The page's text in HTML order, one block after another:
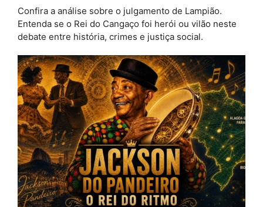
Confira a análise sobre o julgamento de Lampião.
Entenda se o Rei do Cangaço foi herói ou vilão neste
debate entre história, crimes e justiça social.